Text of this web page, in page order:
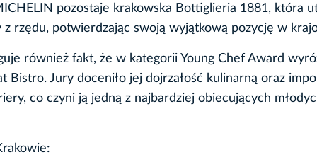
pozostaje krakowska Bottiglieria 1881, która
z rzędu, potwierdzając swoją wyjątkową pozycję w
również fakt, że w kategorii Young Chef Award
Bistro. Jury doceniło jej dojrzałość kulinarną oraz
co czyni ją jedną z najbardziej obiecujących